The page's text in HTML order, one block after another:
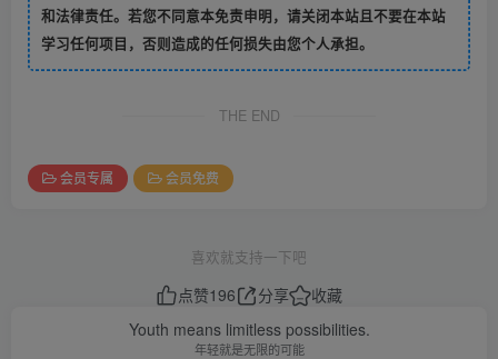
和法律责任。若您不同意本免责申明，请关闭本站且不要在本站
学习任何项目，否则造成的任何损失由您个人承担。
THE END
会员专属 会员免费
喜欢就支持一下吧
点赞196 分享
收藏
Youth means limitless possibilities.
年轻就是无限的可能